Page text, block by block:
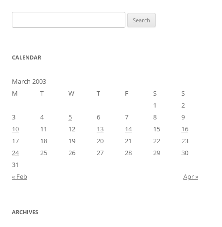
for:
CALENDAR
March 2003
M
T W T F S
S
1
2
3
4 5 6 7 8
9
10
11 12 13 14 15
16
17
18 19 20 21 22
23
24
25 26 27 28 29
30
31
« Feb
Apr »
ARCHIVES